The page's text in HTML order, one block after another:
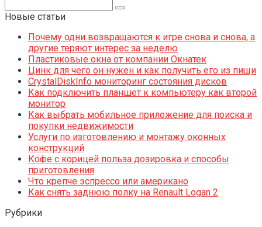
Новые статьи
Почему одни возвращаются к игре снова и снова, а
другие теряют интерес за неделю
Пластиковые окна от компании Окнатек
Цинк для чего он нужен и как получить его из пищи
CrystalDiskInfo мониторинг состояния дисков
Как подключить планшет к компьютеру как второй
монитор
Как выбрать мобильное приложение для поиска и
покупки недвижимости
Услуги по изготовлению и монтажу оконных
конструкций
Кофе с корицей польза дозировка и способы
приготовления
Что крепче эспрессо или американо
Как снять заднюю полку на Renault Logan 2
Рубрики